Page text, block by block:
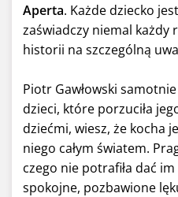
Aperta. Każde dziecko
zaświadczy niemal każdy
historii na szczególną
Piotr Gawłowski
dzieci, które porzuciła
dziećmi, wiesz, że kocha
niego całym światem.
czego nie potrafiła dać
spokojne, pozbawione